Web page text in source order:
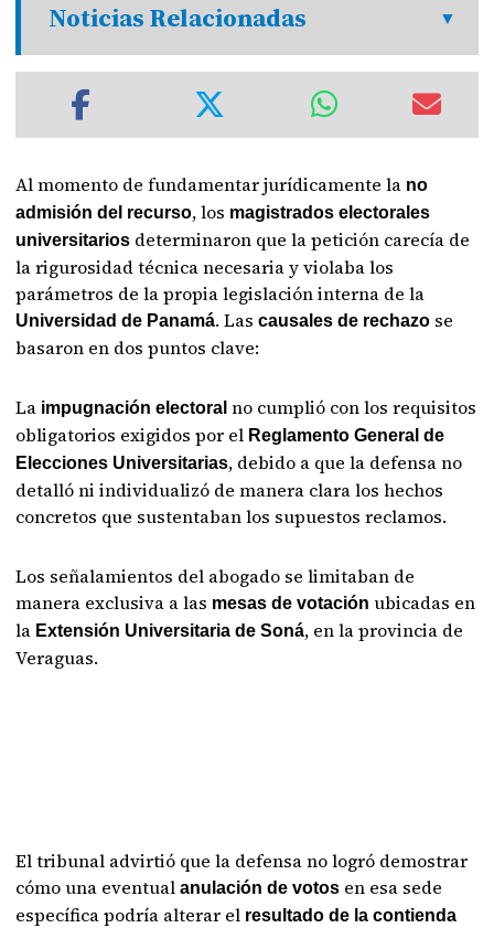
Noticias Relacionadas
Al momento de fundamentar jurídicamente la no
admisión del recurso, los magistrados electorales
universitarios determinaron que la petición carecía de
la rigurosidad técnica necesaria y violaba los
parámetros de la propia legislación interna de la
Universidad de Panamá. Lascausales de rechazo se
basaron en dos puntos clave:
La impugnación electoral no cumplió con los requisitos
obligatorios exigidos por el Reglamento General de
Elecciones Universitarias, debido a que la defensa no
detalló ni individualizó de manera clara los hechos
concretos que sustentaban los supuestos reclamos.
Los señalamientos del abogado se limitaban de
manera exclusiva a las mesas de votación ubicadas en
la Extensión Universitaria de Soná, en la provincia de
Veraguas.
El tribunal advirtió que la defensa no logró demostrar
cómo una eventualanulación de votos en esa sede
específica podría alterar el resultado de la contienda